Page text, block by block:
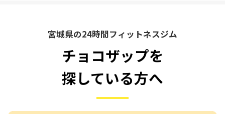
宮城県の24時間フィットネスジム
チョコザップを
探している方へ